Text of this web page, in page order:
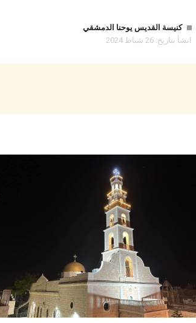
كنيسة القديس يوحنا الدمشقي
انشأ بتاريخ: 26 شباط 2024